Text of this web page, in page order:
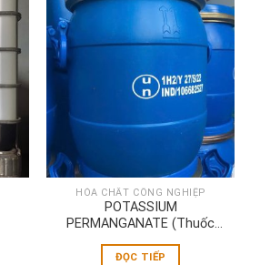
HÓA CHẤT CÔNG NGHIỆP
POTASSIUM
PERMANGANATE (Thuốc
ĐỌC TIẾP